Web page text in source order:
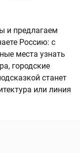
и предлагаем
Россию: с
места узнать
городские
станет
или линия